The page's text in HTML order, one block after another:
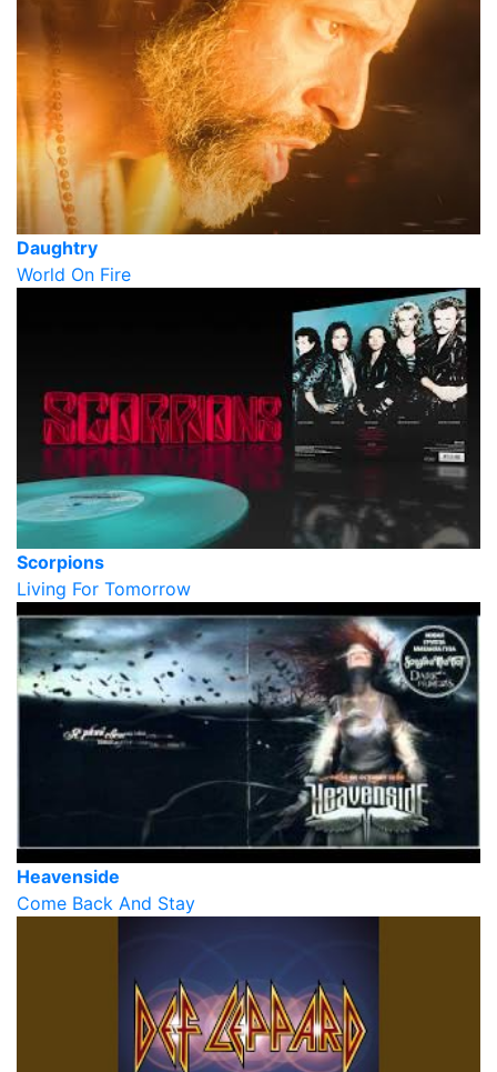
Daughtry
World On Fire
Scorpions
Living For Tomorrow
Heavenside
Come Back And Stay